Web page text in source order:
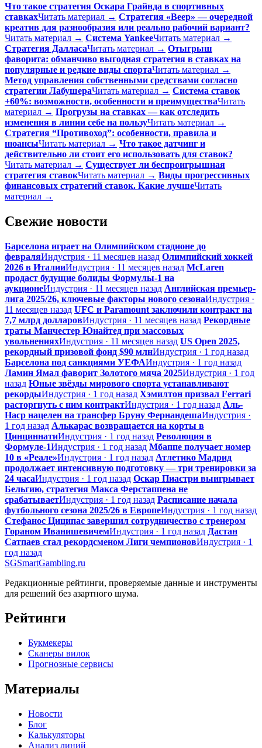
Что такое стратегия Оскара Грайнда в спортивных
ставкахЧитать материал → Стратегия «Веер» — очередной
креатив для разнообразия или реально рабочий вариант?
Читать материал → Система YankeeЧитать материал →
Стратегия ДалласаЧитать материал → Отыгрыш
фаворита: обманчиво выгодная стратегия в ставках на
популярные и редкие виды спортаЧитать материал →
Метод управления собственными средствами согласно
стратегии ЛабушераЧитать материал → Система ставок
+60%: возможности, особенности и преимуществаЧитать
материал → Прогрузы на ставках — как отследить
изменения в линии себе на пользуЧитать материал →
Стратегия “Противоход”: особенности, правила и
нюансыЧитать материал → Что такое датчинг и
действительно ли стоит его использовать для ставок?
Читать материал → Существует ли беспроигрышная
стратегия ставокЧитать материал → Виды прогрессивных
финансовых стратегий ставок. Какие лучшеЧитать
материал →
Свежие новости
Барселона играет на Олимпийском стадионе до
февраляИндустрия · 11 месяцев назад Олимпийский хоккей
2026 в ИталииИндустрия · 11 месяцев назад McLaren
продаст будущие болиды Формулы-1 на
аукционеИндустрия · 11 месяцев назад Английская премьер-
лига 2025/26, ключевые факторы нового сезонаИндустрия ·
11 месяцев назад UFC и Paramount заключили контракт на
7,7 млрд долларовИндустрия · 11 месяцев назад Рекордные
траты Манчестер Юнайтед при массовых
увольненияхИндустрия · 11 месяцев назад US Open 2025,
рекордный призовой фонд $90 млнИндустрия · 1 год назад
Барселона под санкциями УЕФАИндустрия · 1 год назад
Ламин Ямал фаворит Золотого мяча 2025Индустрия · 1 год
назад Юные звёзды мирового спорта устанавливают
рекордыИндустрия · 1 год назад Хэмилтон призвал Ferrari
расторгнуть с ним контрактИндустрия · 1 год назад Аль-
Наср нацелен на трансфер Бруну ФернандешаИндустрия ·
1 год назад Алькарас возвращается на корты в
ЦинциннатиИндустрия · 1 год назад Революция в
Формуле-1Индустрия · 1 год назад Мбаппе получает номер
10 в «Реале»Индустрия · 1 год назад Атлетико Мадрид
продолжает интенсивную подготовку — три тренировки за
24 часаИндустрия · 1 год назад Оскар Пиастри выигрывает
Бельгию, стратегия Макса Ферстаппена не
срабатываетИндустрия · 1 год назад Расписание начала
футбольного сезона 2025/26 в ЕвропеИндустрия · 1 год назад
Стефанос Циципас завершил сотрудничество с тренером
Гораном ИванишевичемИндустрия · 1 год назад Дастан
Сатпаев стал рекордсменом Лиги чемпионовИндустрия · 1
год назад
SGSmartGambling.ru
Редакционные рейтинги, проверяемые данные и инструменты
для решений без азартного шума.
Рейтинги
Букмекеры
Сканеры вилок
Прогнозные сервисы
Материалы
Новости
Блог
Калькуляторы
Анализ линий